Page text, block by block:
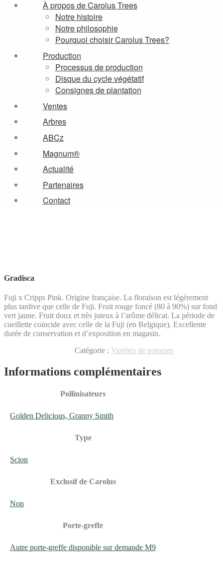
À propos de Carolus Trees
Notre histoire
Notre philosophie
Pourquoi choisir Carolus Trees?
Production
Processus de production
Disque du cycle végétatif
Consignes de plantation
Ventes
Arbres
ABCz
Magnum®
Actualité
Partenaires
Contact
Gradisca
Fuji x Cripps Pink. Origine française. La floraison est légèrement
plus tardive que celle de Fuji. Fruit rouge foncé (80 à 90%) sur fond
vert jaune. Fruit doux et très juteux à l’arôme délicat. La période de
cueillette coïncide avec celle de la Fuji (en Belgique). Excellente
durée de conservation et d’exposition en magasin.
Catégorie : Variétés de pommes
Informations complémentaires
Pollinisateurs
Golden Delicious, Granny Smith
Type
Scion
Exclusif de Carolus
Non
Porte-greffe
Autre porte-greffe disponible sur demande M9